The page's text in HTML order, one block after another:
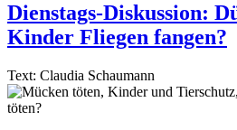
Dienstags-Diskussion:
Kinder Fliegen fangen?
Text: Claudia Schaumann